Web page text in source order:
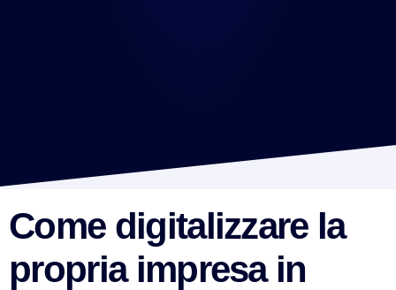
Come digitalizzare la
propria impresa in